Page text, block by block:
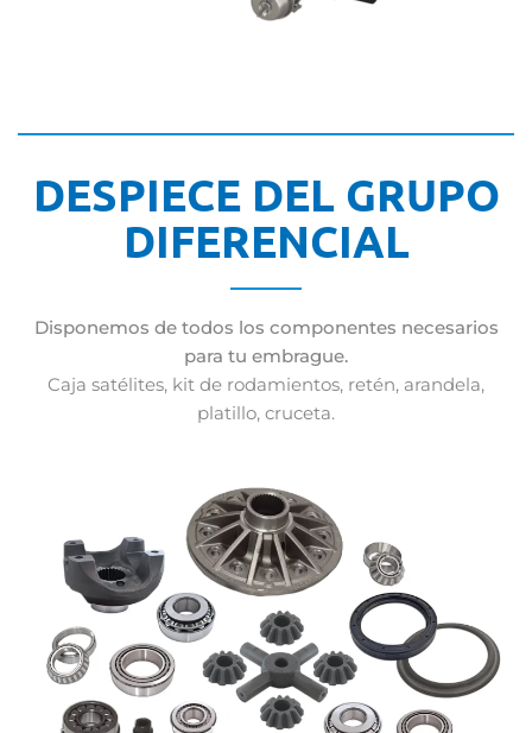
DESPIECE DEL GRUPO
DIFERENCIAL
Disponemos de todos los componentes necesarios
para tu embrague.
Caja satélites, kit de rodamientos, retén, arandela,
platillo, cruceta.